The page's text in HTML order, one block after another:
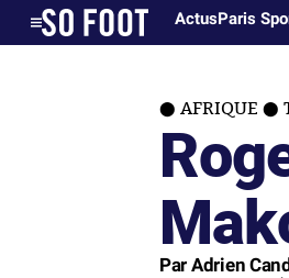
ActusParis
AFRIQUE
Par Adrien